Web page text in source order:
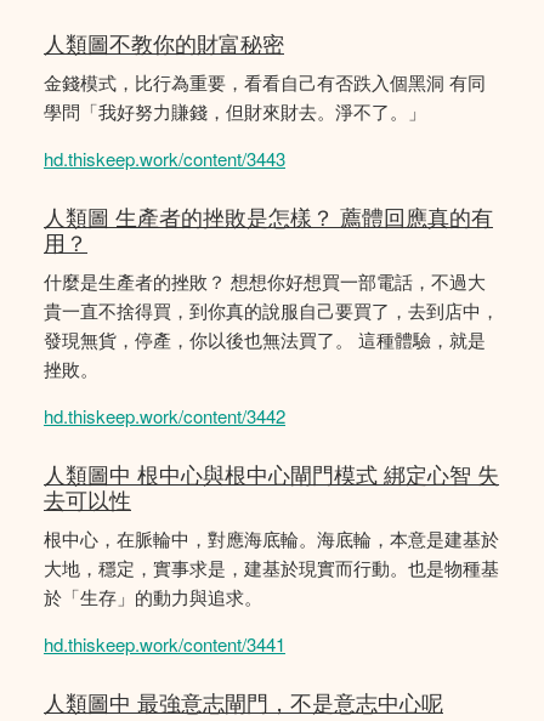
人類圖不教你的財富秘密
金錢模式，比行為重要，看看自己有否跌入個黑洞 有同
學問「我好努力賺錢，但財來財去。淨不了。」
hd.thiskeep.work/content/3443
人類圖 生產者的挫敗是怎樣？ 薦體回應真的有
用？
什麼是生產者的挫敗？ 想想你好想買一部電話，不過大
貴一直不捨得買，到你真的說服自己要買了，去到店中，
發現無貨，停產，你以後也無法買了。 這種體驗，就是
挫敗。
hd.thiskeep.work/content/3442
人類圖中 根中心與根中心閘門模式 綁定心智 失
去可以性
根中心，在脈輪中，對應海底輪。海底輪，本意是建基於
大地，穩定，實事求是，建基於現實而行動。也是物種基
於「生存」的動力與追求。
hd.thiskeep.work/content/3441
人類圖中 最強意志閘門，不是意志中心呢